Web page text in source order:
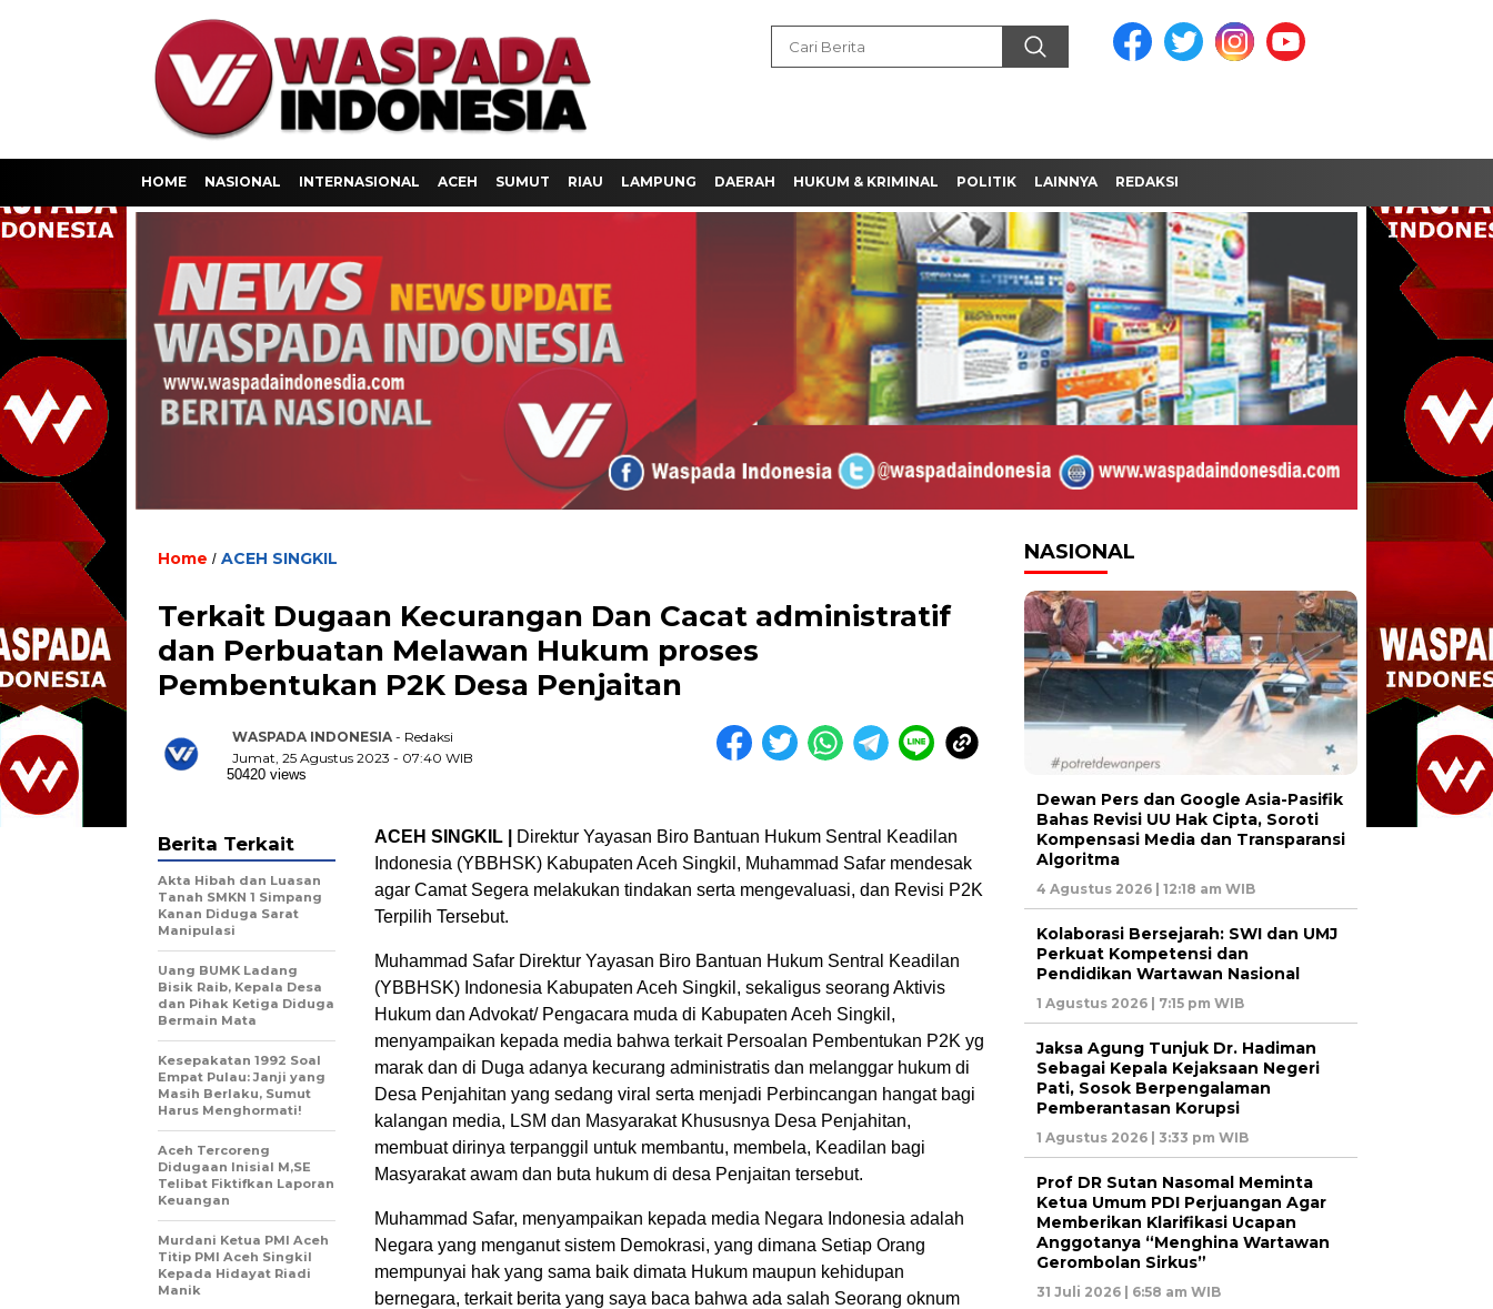
HOME NASIONAL INTERNASIONAL ACEH SUMUT RIAU LAMPUNG DAERAH HUKUM & KRIMINAL POLITIK LAINNYA REDAKSI
Home / ACEH SINGKIL
Terkait Dugaan Kecurangan Dan Cacat administratif
dan Perbuatan Melawan Hukum proses
Pembentukan P2K Desa Penjaitan
WASPADA INDONESIA - Redaksi
Jumat, 25 Agustus 2023 - 07:40 WIB
50420 views
ACEH SINGKIL |
Direktur Yayasan Biro Bantuan Hukum Sentral Keadilan
Indonesia (YBBHSK) Kabupaten Aceh Singkil, Muhammad Safar mendesak
agar Camat Segera melakukan tindakan serta mengevaluasi, dan Revisi P2K
Terpilih Tersebut.
Muhammad Safar Direktur Yayasan Biro Bantuan Hukum Sentral Keadilan
(YBBHSK) Indonesia Kabupaten Aceh Singkil, sekaligus seorang Aktivis
Hukum dan Advokat/ Pengacara muda di Kabupaten Aceh Singkil,
menyampaikan kepada media bahwa terkait Persoalan Pembentukan P2K yg
marak dan di Duga adanya kecurang administratis dan melanggar hukum di
Desa Penjahitan yang sedang viral serta menjadi Perbincangan hangat bagi
kalangan media, LSM dan Masyarakat Khususnya Desa Penjahitan,
membuat dirinya terpanggil untuk membantu, membela, Keadilan bagi
Masyarakat awam dan buta hukum di desa Penjaitan tersebut.
Muhammad Safar, menyampaikan kepada media Negara Indonesia adalah
Negara yang menganut sistem Demokrasi, yang dimana Setiap Orang
mempunyai hak yang sama baik dimata Hukum maupun kehidupan
bernegara, terkait berita yang saya baca bahwa ada salah Seorang oknum
Berita Terkait
Akta Hibah dan Luasan
Tanah SMKN 1 Simpang
Kanan Diduga Sarat
Manipulasi
Uang BUMK Ladang
Bisik Raib, Kepala Desa
dan Pihak Ketiga Diduga
Bermain Mata
Kesepakatan 1992 Soal
Empat Pulau: Janji yang
Masih Berlaku, Sumut
Harus Menghormati!
Aceh Tercoreng
Didugaan Inisial M,SE
Telibat Fiktifkan Laporan
Keuangan
Murdani Ketua PMI Aceh
Titip PMI Aceh Singkil
Kepada Hidayat Riadi
Manik
NASIONAL
Dewan Pers dan Google Asia-Pasifik
Bahas Revisi UU Hak Cipta, Soroti
Kompensasi Media dan Transparansi
Algoritma
4 Agustus 2026 | 12:18 am WIB
Kolaborasi Bersejarah: SWI dan UMJ
Perkuat Kompetensi dan
Pendidikan Wartawan Nasional
1 Agustus 2026 | 7:15 pm WIB
Jaksa Agung Tunjuk Dr. Hadiman
Sebagai Kepala Kejaksaan Negeri
Pati, Sosok Berpengalaman
Pemberantasan Korupsi
1 Agustus 2026 | 3:33 pm WIB
Prof DR Sutan Nasomal Meminta
Ketua Umum PDI Perjuangan Agar
Memberikan Klarifikasi Ucapan
Anggotanya “Menghina Wartawan
Gerombolan Sirkus”
31 Juli 2026 | 6:58 am WIB